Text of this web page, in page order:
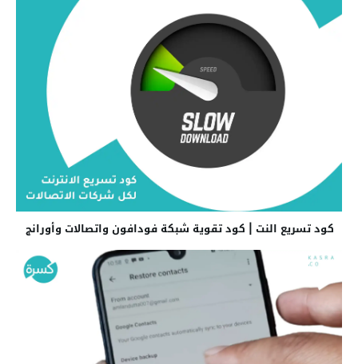
كود تسريع النت | كود تقوية شبكة فودافون واتصالات وأورانج